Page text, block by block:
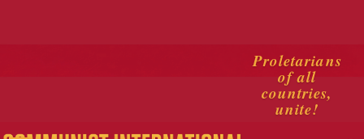
Proletarians
of all
countries,
unite!
Primary